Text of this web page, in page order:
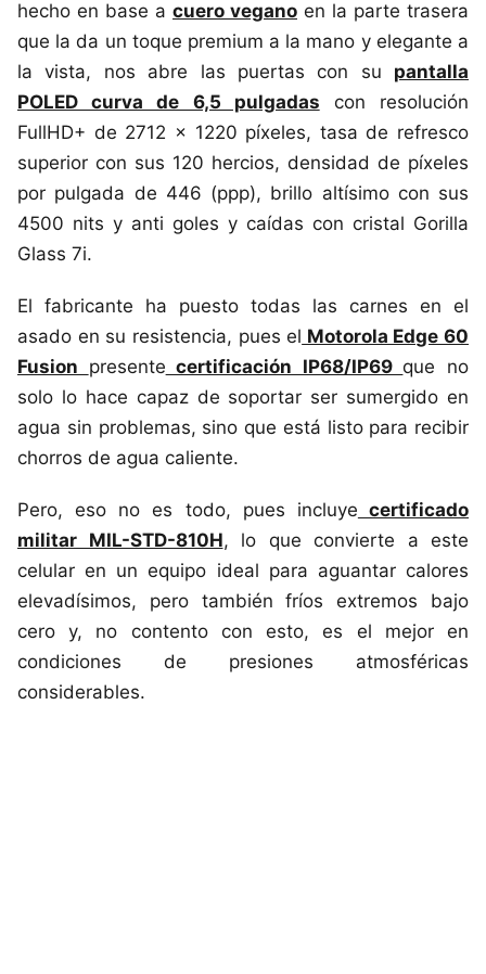
hecho en base a cuero vegano en la parte trasera
que la da un toque premium a la mano y elegante a
la vista, nos abre las puertas con su pantalla
POLED curva de 6,5 pulgadas con resolución
FullHD+ de 2712 x 1220 píxeles, tasa de refresco
superior con sus 120 hercios, densidad de píxeles
por pulgada de 446 (ppp), brillo altísimo con sus
4500 nits y anti goles y caídas con cristal Gorilla
Glass 7i.
El fabricante ha puesto todas las carnes en el
asado en su resistencia, pues el Motorola Edge 60
Fusion presente certificación IP68/IP69que no
solo lo hace capaz de soportar ser sumergido en
agua sin problemas, sino que está listo para recibir
chorros de agua caliente.
Pero, eso no es todo, pues incluye certificado
militar MIL-STD-810H, lo que convierte a este
celular en un equipo ideal para aguantar calores
elevadísimos, pero también fríos extremos bajo
cero y, no contento con esto, es el mejor en
condiciones de presiones atmosféricas
considerables.